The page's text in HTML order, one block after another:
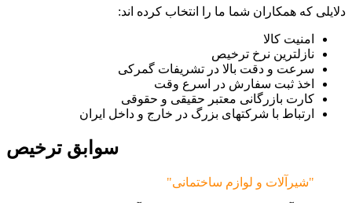
دلایلی که همکاران شما ما را انتخاب کرده اند:
امنیت کالا
نازلترین نرخ ترخیص
سرعت و دقت بالا در تشریفات گمرکی
اخذ ثبت سفارش در اسرع وقت
کارت بازرگانی معتبر حقیقی و حقوقی
ارتباط با شرکتهای بزرگ در خارج و داخل ایران
سوابق ترخیص
"شیرآلات و لوازم ساختمانی"